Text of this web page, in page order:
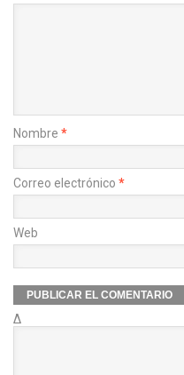
Nombre *
Correo electrónico *
Web
Δ